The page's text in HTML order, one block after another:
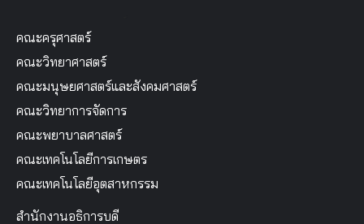
คณะครุศาสตร์
คณะวิทยาศาสตร์
คณะมนุษยศาสตร์และสังคมศาสตร์
คณะวิทยาการจัดการ
คณะพยาบาลศาสตร์
คณะเทคโนโลยีการเกษตร
คณะเทคโนโลยีอุตสาหกรรม
สำนักงานอธิการบดี